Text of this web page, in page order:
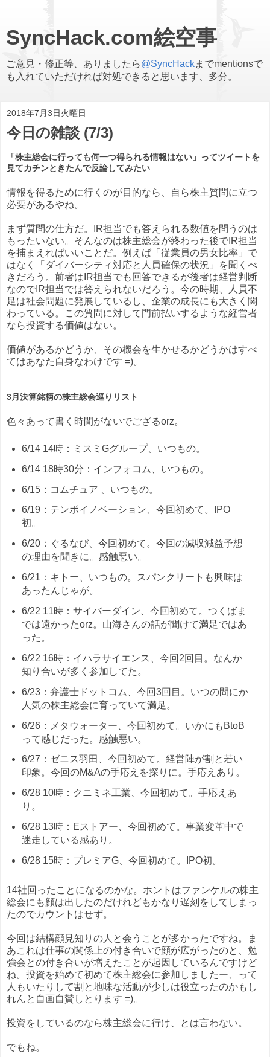
SyncHack.com絵空事
ご意見・修正等、ありましたら@SyncHackまでmentionsで
も入れていただければ対処できると思います、多分。
2018年7月3日火曜日
今日の雑談 (7/3)
「株主総会に行っても何一つ得られる情報はない」ってツイートを
見てカチンときたんで反論してみたい
情報を得るために行くのが目的なら、自ら株主質問に立つ
必要があるやね。
まず質問の仕方だ。IR担当でも答えられる数値を問うのは
もったいない。そんなのは株主総会が終わった後でIR担当
を捕まえればいいことだ。例えば「従業員の男女比率」で
はなく「ダイバーシティ対応と人員確保の状況」を聞くべ
きだろう。前者はIR担当でも回答できるが後者は経営判断
なのでIR担当では答えられないだろう。今の時期、人員不
足は社会問題に発展しているし、企業の成長にも大きく関
わっている。この質問に対して門前払いするような経営者
なら投資する価値はない。
価値があるかどうか、その機会を生かせるかどうかはすべ
てはあなた自身なわけです =)。
3月決算銘柄の株主総会巡りリスト
色々あって書く時間がないでござるorz。
6/14 14時：ミスミGグループ、いつもの。
6/14 18時30分：インフォコム、いつもの。
6/15：コムチュア 、いつもの。
6/19：テンポイノベーション、今回初めて。IPO
初。
6/20：ぐるなび、今回初めて。今回の減収減益予想
の理由を聞きに。感触悪い。
6/21：キトー、いつもの。スパンクリートも興味は
あったんじゃが。
6/22 11時：サイバーダイン、今回初めて。つくばま
では遠かったorz。山海さんの話が聞けて満足ではあ
った。
6/22 16時：イハラサイエンス、今回2回目。なんか
知り合いが多く参加してた。
6/23：弁護士ドットコム、今回3回目。いつの間にか
人気の株主総会に育っていて満足。
6/26：メタウォーター、今回初めて。いかにもBtoB
って感じだった。感触悪い。
6/27：ゼニス羽田、今回初めて。経営陣が割と若い
印象。今回のM&Aの手応えを探りに。手応えあり。
6/28 10時：クニミネ工業、今回初めて。手応えあ
り。
6/28 13時：Eストアー、今回初めて。事業変革中で
迷走している感あり。
6/28 15時：プレミアG、今回初めて。IPO初。
14社回ったことになるのかな。ホントはファンケルの株主
総会にも顔は出したのだけれどもかなり遅刻をしてしまっ
たのでカウントはせず。
今回は結構顔見知りの人と会うことが多かったですね。ま
あこれは仕事の関係上の付き合いで顔が広がったのと、勉
強会との付き合いが増えたことが起因しているんですけど
ね。投資を始めて初めて株主総会に参加しましたー、って
人もいたりして割と地味な活動が少しは役立ったのかもし
れんと自画自賛しとります =)。
投資をしているのなら株主総会に行け、とは言わない。
でもね。